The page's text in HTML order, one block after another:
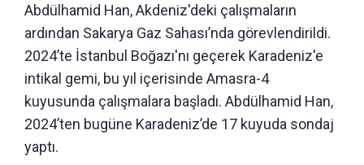
Abdülhamid Han, Akdeniz'deki çalışmaların
ardından Sakarya Gaz Sahası’nda görevlendirildi.
2024’te İstanbul Boğazı'nı geçerek Karadeniz'e
intikal gemi, bu yıl içerisinde Amasra-4
kuyusunda çalışmalara başladı. Abdülhamid Han,
2024’ten bugüne Karadeniz’de 17 kuyuda sondaj
yaptı.